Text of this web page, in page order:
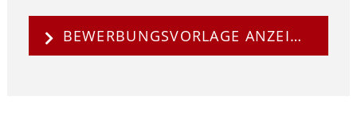
BEWERBUNGSVORLAGE ANZEIGEN